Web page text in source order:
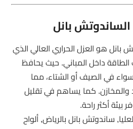
بانل
هو العزل الحراري العالي الذي
داخل المباني. حيث يحافظ
سواء في الصيف أو الشتاء، مما
والمخازن. كما يساهم في تقليل
بيئة أكثر راحة.
ساندوتش بانل بالرياض, ألواح